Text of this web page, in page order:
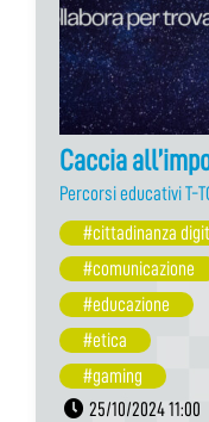
Caccia
Percorsi educativi T-
#cittadinanza
#comunicazione
#educazione
#etica
#gaming
25/10/2024 11:00